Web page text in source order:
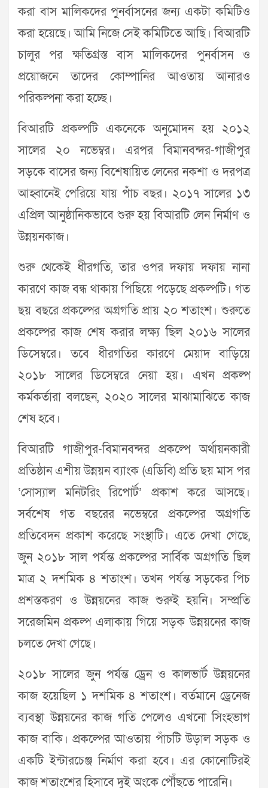
করা বাস মালিকদের পুনর্বাসনের জন্য একটা কমিটিও
করা হয়েছে। আমি নিজে সেই কমিটিতে আছি। বিআরটি
চালুর পর ক্ষতিগ্রস্ত বাস মালিকদের পুনর্বাসন ও
প্রয়োজনে তাদের কোম্পানির আওতায় আনারও
পরিকল্পনা করা হচ্ছে।
বিআরটি প্রকল্পটি একনেকে অনুমোদন হয় ২০১২
সালের ২০ নভেম্বর। এরপর বিমানবন্দর-গাজীপুর
সড়কে বাসের জন্য বিশেষায়িত লেনের নকশা ও দরপত্র
আহ্বানেই পেরিয়ে যায় পাঁচ বছর। ২০১৭ সালের ১৩
এপ্রিল আনুষ্ঠানিকভাবে শুরু হয় বিআরটি লেন নির্মাণ ও
উন্নয়নকাজ।
শুরু থেকেই ধীরগতি, তার ওপর দফায় দফায় নানা
কারণে কাজ বন্ধ থাকায় পিছিয়ে পড়েছে প্রকল্পটি। গত
ছয় বছরে প্রকল্পের অগ্রগতি প্রায় ২০ শতাংশ। শুরুতে
প্রকল্পের কাজ শেষ করার লক্ষ্য ছিল ২০১৬ সালের
ডিসেম্বরে। তবে ধীরগতির কারণে মেয়াদ বাড়িয়ে
২০১৮ সালের ডিসেম্বরে নেয়া হয়। এখন প্রকল্প
কর্মকর্তারা বলছেন, ২০২০ সালের মাঝামাঝিতে কাজ
শেষ হবে।
বিআরটি গাজীপুর-বিমানবন্দর প্রকল্পে অর্থায়নকারী
প্রতিষ্ঠান এশীয় উন্নয়ন ব্যাংক (এডিবি) প্রতি ছয় মাস পর
‘সোস্যাল মনিটরিং রিপোর্ট’ প্রকাশ করে আসছে।
সর্বশেষ গত বছরের নভেম্বরে প্রকল্পের অগ্রগতি
প্রতিবেদন প্রকাশ করেছে সংস্থাটি। এতে দেখা গেছে,
জুন ২০১৮ সাল পর্যন্ত প্রকল্পের সার্বিক অগ্রগতি ছিল
মাত্র ২ দশমিক ৪ শতাংশ। তখন পর্যন্ত সড়কের পিচ
প্রশস্তকরণ ও উন্নয়নের কাজ শুরুই হয়নি। সম্প্রতি
সরেজমিন প্রকল্প এলাকায় গিয়ে সড়ক উন্নয়নের কাজ
চলতে দেখা গেছে।
২০১৮ সালের জুন পর্যন্ত ড্রেন ও কালভার্ট উন্নয়নের
কাজ হয়েছিল ১ দশমিক ৪ শতাংশ। বর্তমানে ড্রেনেজ
ব্যবস্থা উন্নয়নের কাজ গতি পেলেও এখনো সিংহভাগ
কাজ বাকি। প্রকল্পের আওতায় পাঁচটি উড়াল সড়ক ও
একটি ইন্টারচেঞ্জ নির্মাণ করা হবে। এর কোনোটিরই
কাজ শতাংশের হিসাবে দুই অংকে পৌঁছতে পারেনি।